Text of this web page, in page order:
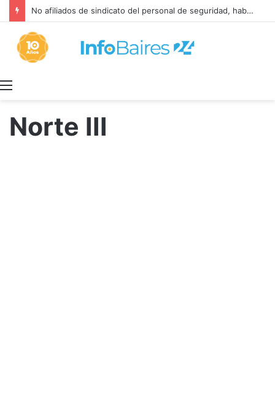
No afiliados de sindicato del personal de seguridad, habilitados para el aporte solidario
Norte III